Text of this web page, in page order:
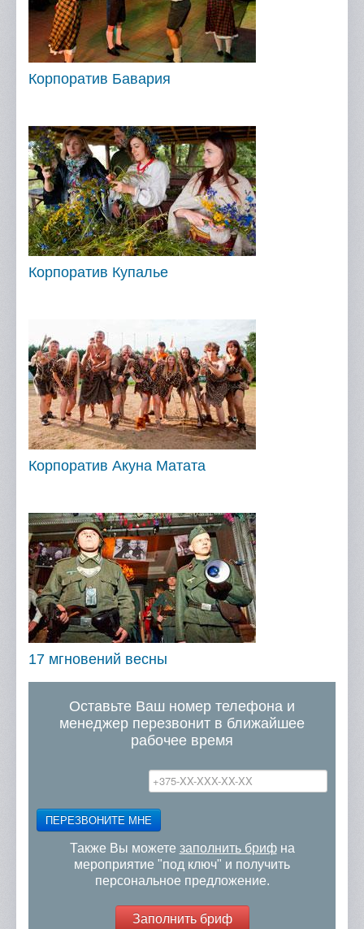
Корпоратив Бавария
Корпоратив Купалье
Корпоратив Акуна Матата
17 мгновений весны
Оставьте Ваш номер телефона и
менеджер перезвонит в ближайшее
рабочее время
ПЕРЕЗВОНИТЕ МНЕ
Также Вы можете заполнить брифна
мероприятие "под ключ" и получить
персональное предложение.
Заполнить бриф